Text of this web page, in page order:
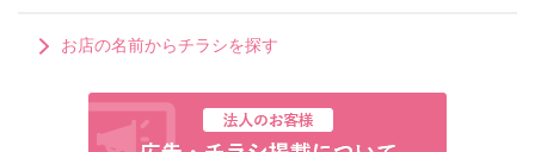
お店の名前からチラシを探す